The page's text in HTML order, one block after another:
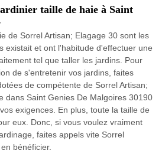
taille de haie à Saint
de Sorrel Artisan; Elagage 30 sont les
existait et ont l'habitude d'effectuer une
tel que taller les jardins. Pour
de s'entretenir vos jardins, faites
de compétente de Sorrel Artisan;
dans Saint Genies De Malgoires 30190
exigences. En plus, toute la taille de
eux. Donc, si vous voulez vraiment
faites appels vite Sorrel
bénéficier.